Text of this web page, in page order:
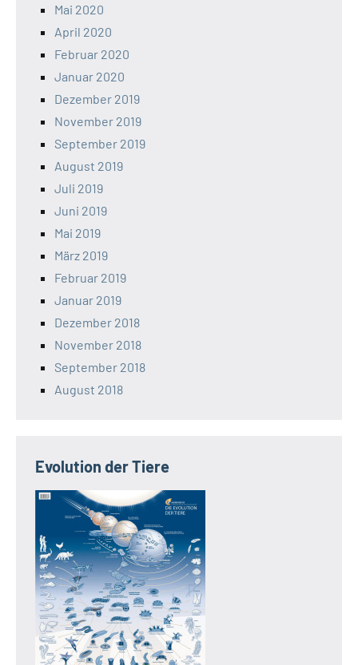
Mai 2020
April 2020
Februar 2020
Januar 2020
Dezember 2019
November 2019
September 2019
August 2019
Juli 2019
Juni 2019
Mai 2019
März 2019
Februar 2019
Januar 2019
Dezember 2018
November 2018
September 2018
August 2018
Evolution der Tiere